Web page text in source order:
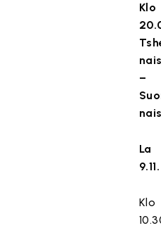
Klo
–
La
9.11.
Klo